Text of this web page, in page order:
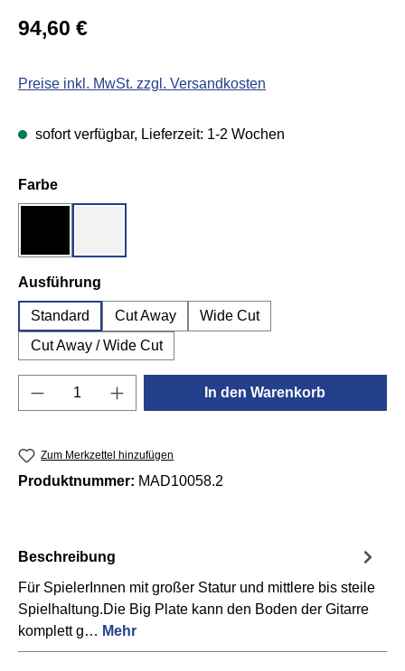
Regulärer Preis:
94,60 €
Preise inkl. MwSt. zzgl. Versandkosten
sofort verfügbar, Lieferzeit: 1-2 Wochen
Farbeauswählen
Ausführung
Standard Cut Away
Wide Cut
Cut Away / Wide Cut
Produkt Anzahl: Gib den gewünschten
In den Warenkorb
Zum Merkzettel hinzufügen
Produktnummer: MAD10058.2
Beschreibung
Für SpielerInnen mit großer Statur und mittlere bis steile
Spielhaltung.Die Big Plate kann den Boden der Gitarre
komplett g… Mehr